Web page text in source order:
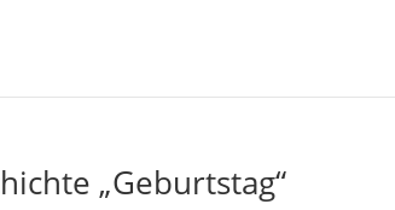
„Geburtstag“